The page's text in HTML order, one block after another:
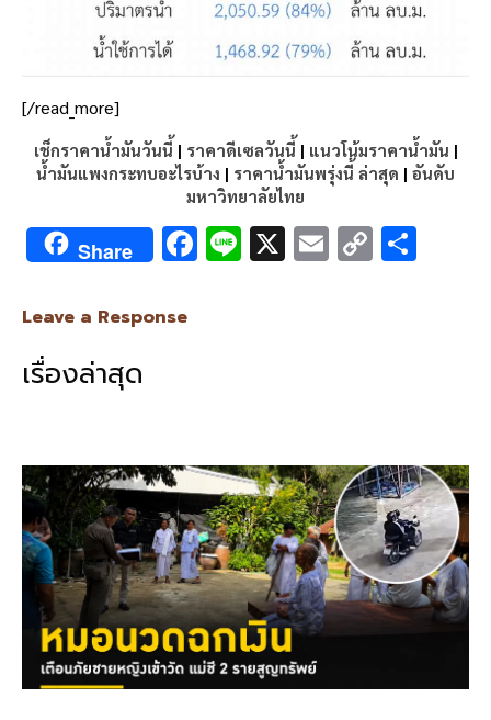
[/read_more]
เช็กราคาน้ำมันวันนี้ | ราคาดีเซลวันนี้ | แนวโน้มราคาน้ำมัน |
น้ำมันแพงกระทบอะไรบ้าง | ราคาน้ำมันพรุ่งนี้ ล่าสุด | อันดับ
มหาวิทยาลัยไทย
Share F
k
Li X E C
Leave a Response
เรื่องล่าสุด